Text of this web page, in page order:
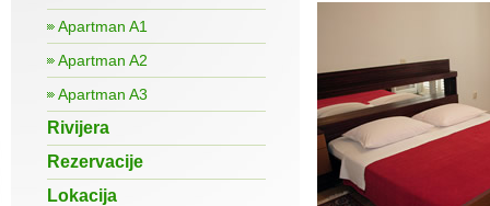
Apartman A1
Apartman A2
Apartman A3
Rivijera
Rezervacije
Lokacija